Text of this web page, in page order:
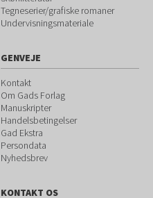
Tegneserier/grafiske romaner
Undervisningsmateriale
GENVEJE
Kontakt
Om Gads Forlag
Manuskripter
Handelsbetingelser
Gad Ekstra
Persondata
Nyhedsbrev
KONTAKT OS